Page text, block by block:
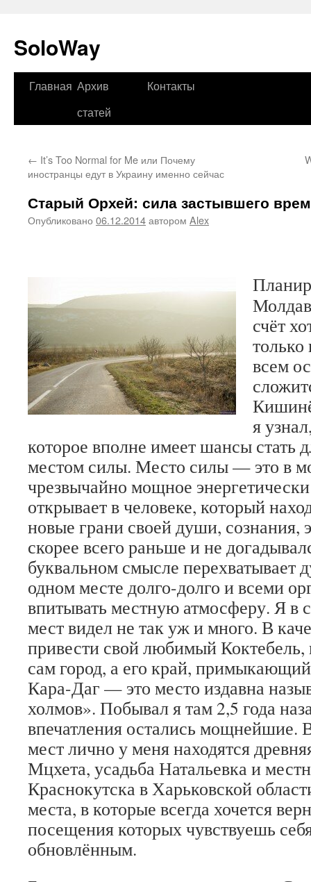
SoloWay
Перейти
Главная Архив
статей
Контакты
← It’s Too Normal for Me или Почему
иностранцы едут в Украину именно сейчас
Старый Орхей: сила застывшего
Опубликовано 06.12.2014автором Alex
счёт
всем
я
которое вполне имеет шансы стать
местом силы. Место силы — это в
чрезвычайно мощное
открывает в человеке, который
новые грани своей души, сознания,
скорее всего раньше и не
буквальном смысле перехватывает
одном месте долго-долго и всеми
впитывать местную атмосферу. Я в
мест видел не так уж и много. В
привести свой любимый Коктебель,
сам город, а его край,
Кара-Даг — это место издавна
холмов». Побывал я там 2,5 года
впечатления остались мощнейшие.
мест лично у меня находятся
Мцхета, усадьба Натальевка и
Краснокутска в Харьковской
места, в которые всегда хочется
посещения которых чувствуешь
обновлённым.